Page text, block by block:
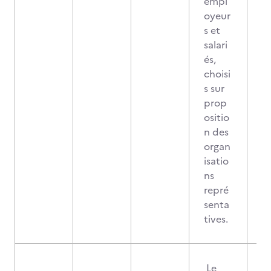
oyeur
s et
salari
és,
choisi
s sur
prop
ositio
n des
organ
isatio
ns
repré
senta
tives.
Le